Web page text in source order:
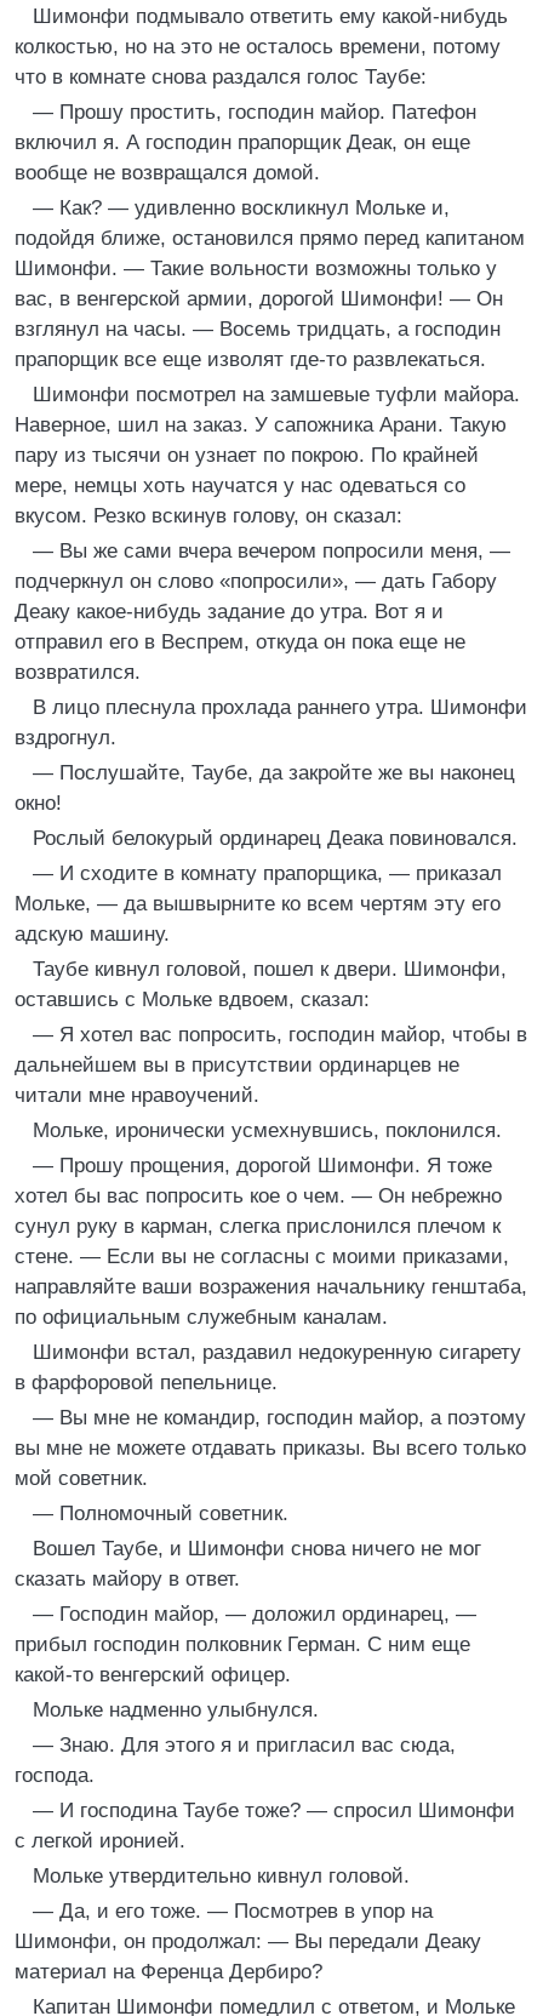
Шимонфи подмывало ответить ему какой-нибудь
колкостью, но на это не осталось времени, потому
что в комнате снова раздался голос Таубе:
— Прошу простить, господин майор. Патефон
включил я. А господин прапорщик Деак, он еще
вообще не возвращался домой.
— Как? — удивленно воскликнул Мольке и,
подойдя ближе, остановился прямо перед капитаном
Шимонфи. — Такие вольности возможны только у
вас, в венгерской армии, дорогой Шимонфи! — Он
взглянул на часы. — Восемь тридцать, а господин
прапорщик все еще изволят где-то развлекаться.
Шимонфи посмотрел на замшевые туфли майора.
Наверное, шил на заказ. У сапожника Арани. Такую
пару из тысячи он узнает по покрою. По крайней
мере, немцы хоть научатся у нас одеваться со
вкусом. Резко вскинув голову, он сказал:
— Вы же сами вчера вечером попросили меня, —
подчеркнул он слово «попросили», — дать Габору
Деаку какое-нибудь задание до утра. Вот я и
отправил его в Веспрем, откуда он пока еще не
возвратился.
В лицо плеснула прохлада раннего утра. Шимонфи
вздрогнул.
— Послушайте, Таубе, да закройте же вы наконец
окно!
Рослый белокурый ординарец Деака повиновался.
— И сходите в комнату прапорщика, — приказал
Мольке, — да вышвырните ко всем чертям эту его
адскую машину.
Таубе кивнул головой, пошел к двери. Шимонфи,
оставшись с Мольке вдвоем, сказал:
— Я хотел вас попросить, господин майор, чтобы в
дальнейшем вы в присутствии ординарцев не
читали мне нравоучений.
Мольке, иронически усмехнувшись, поклонился.
— Прошу прощения, дорогой Шимонфи. Я тоже
хотел бы вас попросить кое о чем. — Он небрежно
сунул руку в карман, слегка прислонился плечом к
стене. — Если вы не согласны с моими приказами,
направляйте ваши возражения начальнику генштаба,
по официальным служебным каналам.
Шимонфи встал, раздавил недокуренную сигарету
в фарфоровой пепельнице.
— Вы мне не командир, господин майор, а поэтому
вы мне не можете отдавать приказы. Вы всего только
мой советник.
— Полномочный советник.
Вошел Таубе, и Шимонфи снова ничего не мог
сказать майору в ответ.
— Господин майор, — доложил ординарец, —
прибыл господин полковник Герман. С ним еще
какой-то венгерский офицер.
Мольке надменно улыбнулся.
— Знаю. Для этого я и пригласил вас сюда,
господа.
— И господина Таубе тоже? — спросил Шимонфи
с легкой иронией.
Мольке утвердительно кивнул головой.
— Да, и его тоже. — Посмотрев в упор на
Шимонфи, он продолжал: — Вы передали Деаку
материал на Ференца Дербиро?
Капитан Шимонфи помедлил с ответом, и Мольке